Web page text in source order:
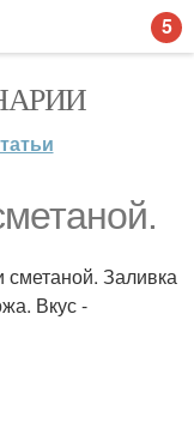
сметаной. Заливка
Вкус -
5